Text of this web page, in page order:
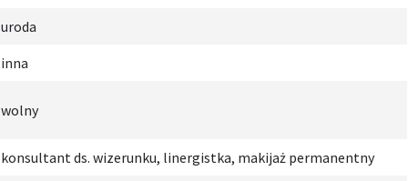
uroda
inna
wolny
konsultant ds. wizerunku, linergistka, makijaż permanentny